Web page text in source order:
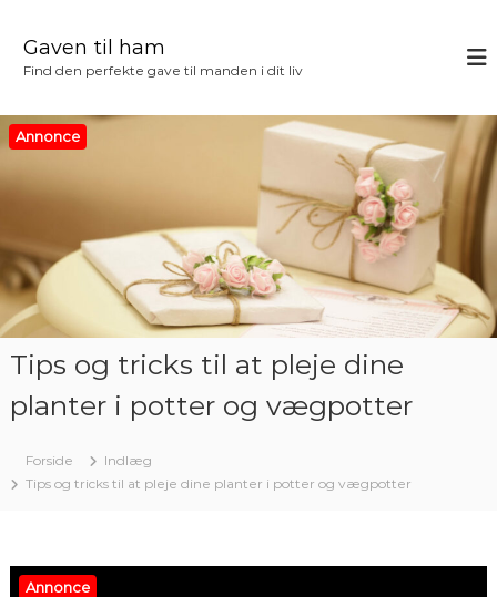
n
h
l
Gaven til ham
Find den perfekte gave til manden i dit liv
Annonce
Tips og tricks til at pleje dine
planter i potter og vægpotter
Forside
Indlæg
Tips og tricks til at pleje dine planter i potter og vægpotter
Annonce